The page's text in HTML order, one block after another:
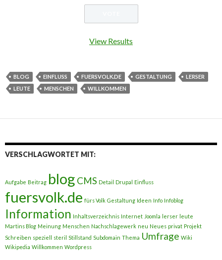
View Results
BLOG EINFLUSS FUERSVOLK.DE GESTALTUNG
LERSER
LEUTE
MENSCHEN WILLKOMMEN
VERSCHLAGWORTET MIT:
Aufgabe Beitrag blog CMS Detail Drupal Einfluss
fuersvolk.de fürs Volk Gestaltung Ideen Info Infoblog
Information Inhaltsverzeichnis Internet Joomla lerser leute
Martins Blog Meinung Menschen Nachschlagewerk neu Neues privat Projekt
Schreiben speziell steril Stillstand Subdomain Thema Umfrage Wiki
Wikipedia Willkommen Wordpress